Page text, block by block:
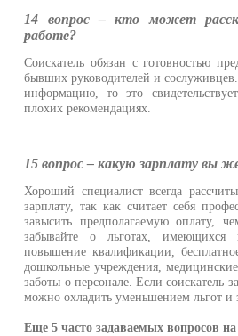
14 вопрос – кто может
работе?
Соискатель обязан с готовностью
бывших руководителей и
информацию, то это
плохих рекомендациях.
15 вопрос – какую зарплату вы
Хороший специалист всегда
зарплату, так как считает себя
завысить предполагаемую оплату,
забывайте о льготах, имеющихся
повышение квалификации,
дошкольные учреждения,
заботы о персонале. Если соискатель
можно охладить уменьшением льгот и
Еще 5 часто задаваемых вопросов на